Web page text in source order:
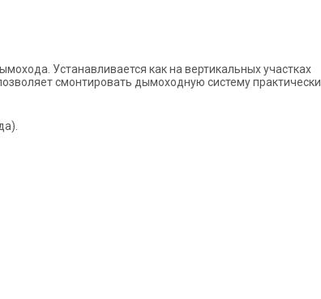
Устанавливается как на вертикальных участках
смонтировать дымоходную систему практически